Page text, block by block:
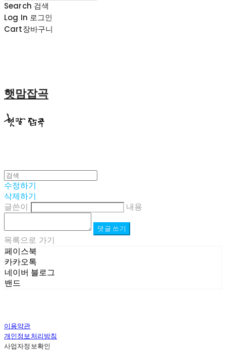
Search 검색
Log In 로그인
Cart장바구니
햇맘잡곡
수정하기
삭제하기
글쓴이
내용
댓글 쓰기
목록으로 가기
페이스북
카카오톡
네이버 블로그
밴드
이용약관
개인정보처리방침
사업자정보확인